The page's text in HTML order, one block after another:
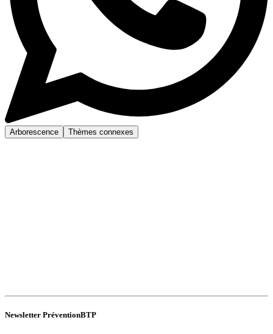
Arborescence Thèmes connexes
Newsletter PréventionBTP